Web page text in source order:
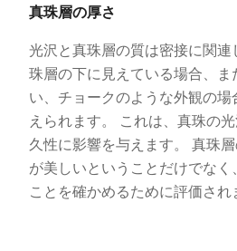
真珠層の厚さ
光沢と真珠層の質は密接に関連
珠層の下に見えている場合、ま
い、チョークのような外観の
えられます。 これは、真珠の
久性に影響を与えます。 真珠
が美しいということだけでなく
ことを確かめるために評価され